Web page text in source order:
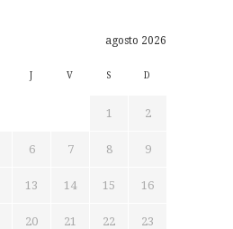
agosto 2026
J V S D
1 2
6 7 8 9
13 14 15 16
20 21 22 23